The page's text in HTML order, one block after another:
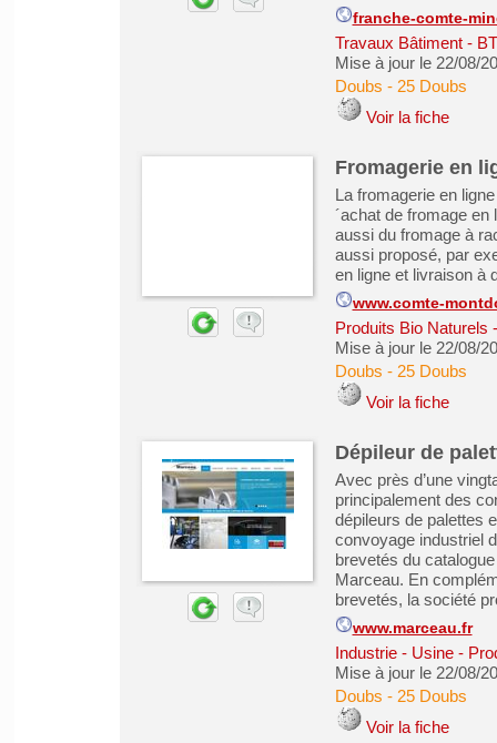
franche-comte-
Travaux Bâtiment -
Mise à jour le 22/08/
Doubs - 25 Doubs
Voir la fiche
Fromagerie en
La fromagerie en
´achat de fromage
aussi du fromage à
aussi proposé, par
en ligne et livraison à
www.comte-
Produits Bio Naturels
Mise à jour le 22/08/
Doubs - 25 Doubs
Voir la fiche
Dépileur de
Avec près d’une
principalement des
dépileurs de palettes
convoyage industriel
brevetés du
Marceau. En
brevetés, la société
www.marceau.fr
Industrie - Usine -
Mise à jour le 22/08/
Doubs - 25 Doubs
Voir la fiche